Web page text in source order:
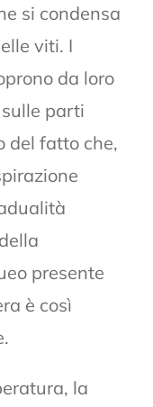
si condensa
viti. I
da loro
parti
del fatto che,
presente
è così
la